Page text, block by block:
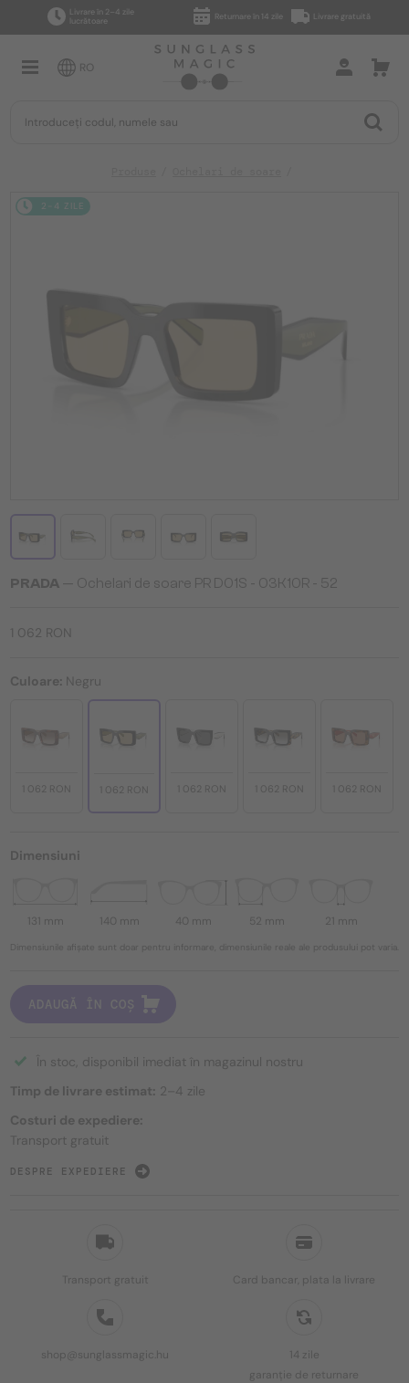
Livrare în 2–4 zile
lucrătoare
Returnare în 14 zile Livrare gratuită
RO
Transport gratuit Card bancar, plata la livrare
shop@sunglassmagic.hu
14 zile
garanție de returnare
2-4 ZILE
PRADA — Ochelari de soare PR D01S - 03K10R - 52
1 062 RON
Culoare: Negru
1 062 RON 1 062 RON 1 062 RON 1 062 RON 1 062 RON
Dimensiuni
131 mm 140 mm 40 mm 52 mm 21 mm
Dimensiunile afișate sunt doar pentru informare, dimensiunile reale ale produsului pot varia.
ADAUGĂ ÎN COȘ
În stoc, disponibil imediat în magazinul nostru
Timp de livrare estimat: 2–4 zile
Costuri de expediere:
Transport gratuit
DESPRE EXPEDIERE